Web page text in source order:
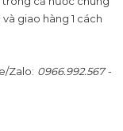
giao hàng 1 cách
Zalo: 0966.992.567 -